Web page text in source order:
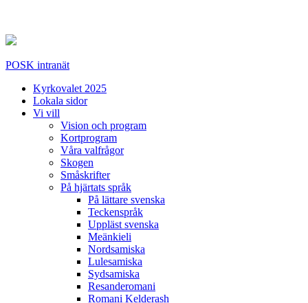
POSK intranät
Kyrkovalet 2025
Lokala sidor
Vi vill
Vision och program
Kortprogram
Våra valfrågor
Skogen
Småskrifter
På hjärtats språk
På lättare svenska
Teckenspråk
Uppläst svenska
Meänkieli
Nordsamiska
Lulesamiska
Sydsamiska
Resanderomani
Romani Kelderash